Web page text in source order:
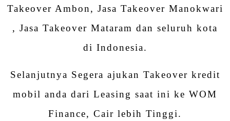
Takeover Ambon, Jasa Takeover Manokwari
, Jasa Takeover Mataram dan seluruh kota
di Indonesia.
Selanjutnya Segera ajukan Takeover kredit
mobil anda dari Leasing saat ini ke WOM
Finance, Cair lebih Tinggi.